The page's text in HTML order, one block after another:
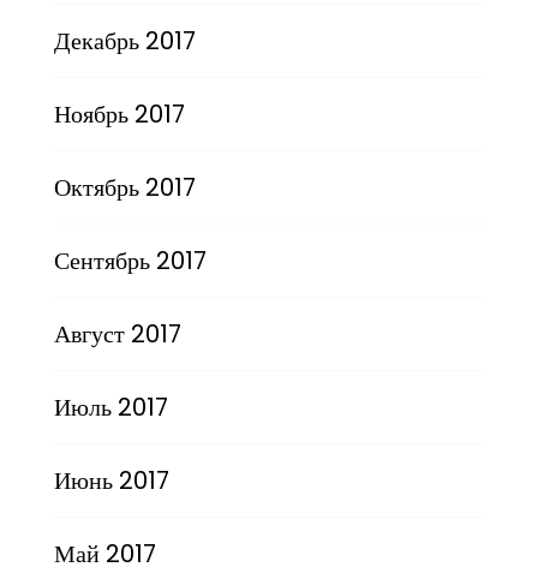
Декабрь 2017
Ноябрь 2017
Октябрь 2017
Сентябрь 2017
Август 2017
Июль 2017
Июнь 2017
Май 2017